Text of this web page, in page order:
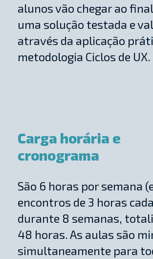
alunos vão chegar ao
uma solução testada e
através da aplicação
metodologia Ciclos de UX.
Carga horária e
cronograma
São 6 horas por semana
encontros de 3 horas
durante 8 semanas,
48 horas. As aulas são
simultaneamente para